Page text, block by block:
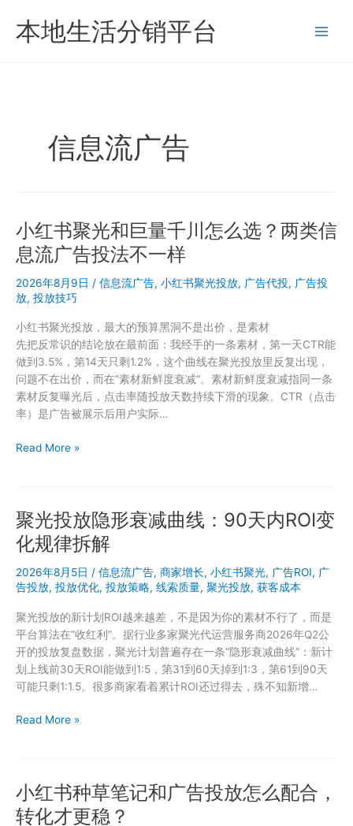
本地生活分销平台
信息流广告
小红书聚光和巨量千川怎么选？两类信
息流广告投法不一样
2026年8月9日 / 信息流广告, 小红书聚光投放, 广告代投, 广告投
放, 投放技巧
小红书聚光投放，最大的预算黑洞不是出价，是素材
先把反常识的结论放在最前面：我经手的一条素材，第一天CTR能
做到3.5%，第14天只剩1.2%，这个曲线在聚光投放里反复出现，
问题不在出价，而在”素材新鲜度衰减”。素材新鲜度衰减指同一条
素材反复曝光后，点击率随投放天数持续下滑的现象。CTR（点击
率）是广告被展示后用户实际…
小
光
和
巨
量
千
怎
么
选？
两
类
息
投
法
Read More »
聚光投放隐形衰减曲线：90天内ROI变
化规律拆解
2026年8月5日 / 信息流广告, 商家增长, 小红书聚光, 广告ROI, 广
告投放, 投放优化, 投放策略, 线索质量, 聚光投放, 获客成本
聚光投放的新计划ROI越来越差，不是因为你的素材不行了，而是
平台算法在”收红利”。据行业多家聚光代运营服务商2026年Q2公
开的投放复盘数据，聚光计划普遍存在一条”隐形衰减曲线”：新计
划上线前30天ROI能做到1:5，第31到60天掉到1:3，第61到90天
可能只剩1:1.5。很多商家看着累计ROI还过得去，殊不知新增…
聚
隐
形
衰
Read More »
小红书种草笔记和广告投放怎么配合，
转化才更稳？